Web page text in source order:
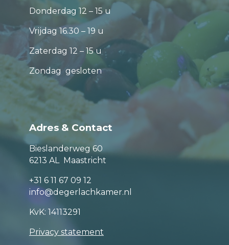
Donderdag 12 – 15 u
Vrijdag 16.30 – 19 u
Zaterdag 12 – 15 u
Zondag gesloten
Adres & Contact
Bieslanderweg 60
6213 AL Maastricht
+31 6 11 67 09 12
info@degerlachkamer.nl
KvK: 14113291
Privacy statement